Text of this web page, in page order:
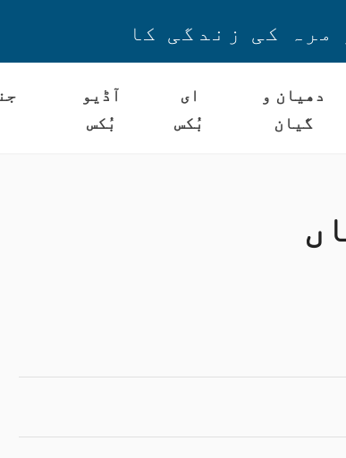
مرہ کی زندگی کا
دھیان و
گیان
ای
بُکس
آڈیو
بُکس